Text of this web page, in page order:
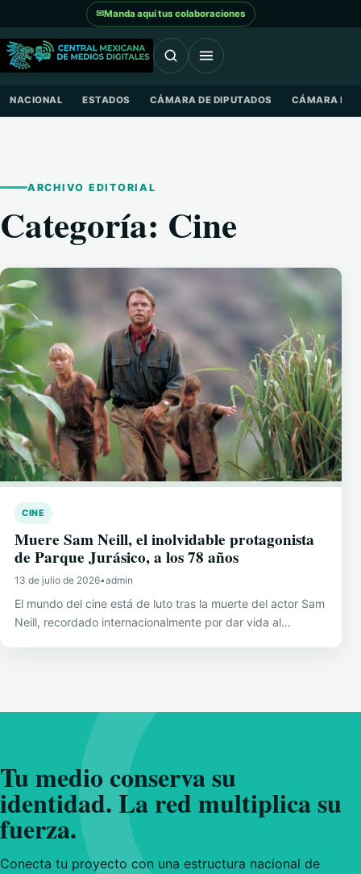
Saltar al contenido
✉Manda aquí tus colaboraciones
NACIONAL ESTADOS CÁMARA DE DIPUTADOS CÁMARA DE
ARCHIVO EDITORIAL
Categoría: Cine
CINE
Muere Sam Neill, el inolvidable protagonista
de Parque Jurásico, a los 78 años
13 de julio de 2026•admin
El mundo del cine está de luto tras la muerte del actor Sam
Neill, recordado internacionalmente por dar vida al…
Tu medio conserva su
identidad. La red multiplica su
fuerza.
Conecta tu proyecto con una estructura nacional de